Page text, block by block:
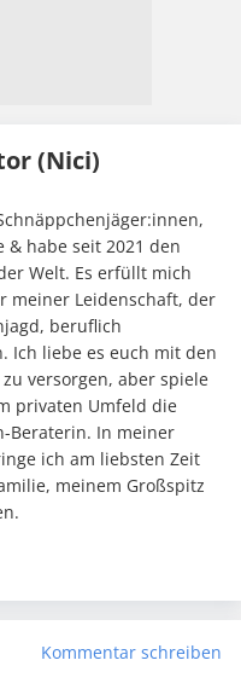
(Nici)
& habe seit 2021 den
Welt. Es erfüllt mich
meiner Leidenschaft, der
beruflich
Ich liebe es euch mit den
versorgen, aber spiele
privaten Umfeld die
Beraterin. In meiner
ich am liebsten Zeit
meinem Großspitz
Kommentar schreiben